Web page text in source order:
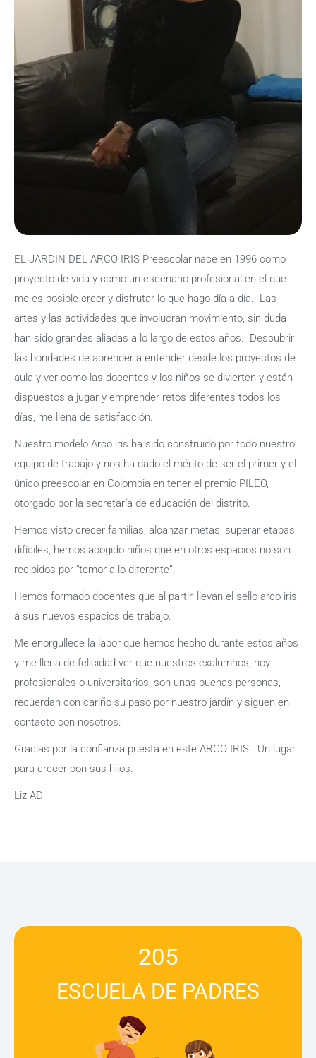
EL JARDIN DEL ARCO IRIS Preescolar nace en 1996 como
proyecto de vida y como un escenario profesional en el que
me es posible creer y disfrutar lo que hago día a día. Las
artes y las actividades que involucran movimiento, sin duda
han sido grandes aliadas a lo largo de estos años. Descubrir
las bondades de aprender a entender desde los proyectos de
aula y ver como las docentes y los niños se divierten y están
dispuestos a jugar y emprender retos diferentes todos los
días, me llena de satisfacción.
Nuestro modelo Arco iris ha sido construido por todo nuestro
equipo de trabajo y nos ha dado el mérito de ser el primer y el
único preescolar en Colombia en tener el premio PILEO,
otorgado por la secretaría de educación del distrito.
Hemos visto crecer familias, alcanzar metas, superar etapas
difíciles, hemos acogido niños que en otros espacios no son
recibidos por “temor a lo diferente”.
Hemos formado docentes que al partir, llevan el sello arco iris
a sus nuevos espacios de trabajo.
Me enorgullece la labor que hemos hecho durante estos años
y me llena de felicidad ver que nuestros exalumnos, hoy
profesionales o universitarios, son unas buenas personas,
recuerdan con cariño su paso por nuestro jardín y siguen en
contacto con nosotros.
Gracias por la confianza puesta en este ARCO IRIS. Un lugar
para crecer con sus hijos.
Liz AD
205
ESCUELA DE PADRES